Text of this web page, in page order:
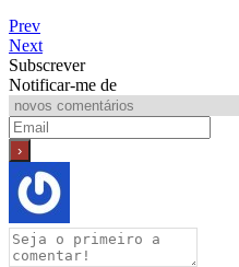
Prev
Next
Subscrever
Notificar-me de